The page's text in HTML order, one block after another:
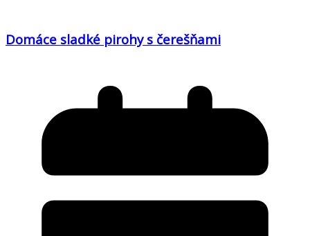
Domáce sladké pirohy s čerešňami